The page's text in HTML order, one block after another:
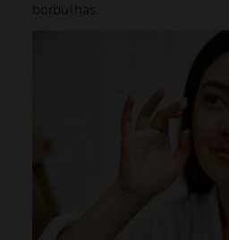
borbulhas.